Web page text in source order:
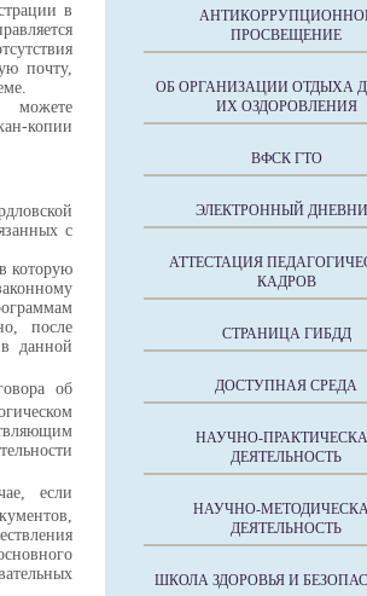
в
почту,
копии
с
в которую
после
данной
об
если
ПРОСВЕЩЕНИЕ
ОБ ОРГАНИЗАЦИИ ОТДЫХА
ИХ ОЗДОРОВЛЕНИЯ
ВФСК ГТО
ЭЛЕКТРОННЫЙ
АТТЕСТАЦИЯ
КАДРОВ
СТРАНИЦА ГИБДД
ДОСТУПНАЯ СРЕДА
НАУЧНО-
ДЕЯТЕЛЬНОСТЬ
НАУЧНО-
ДЕЯТЕЛЬНОСТЬ
ШКОЛА ЗДОРОВЬЯ И